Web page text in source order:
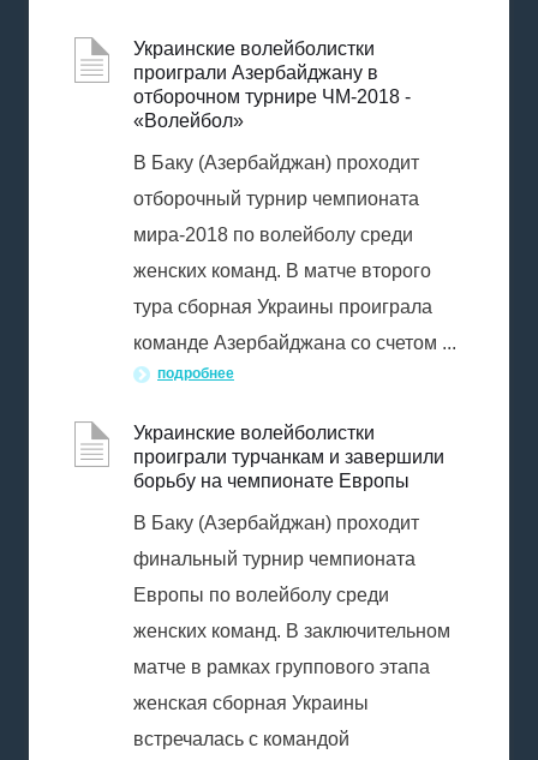
Украинские волейболистки
проиграли Азербайджану в
отборочном турнире ЧМ-2018 -
«Волейбол»
В Баку (Азербайджан) проходит
отборочный турнир чемпионата
мира-2018 по волейболу среди
женских команд. В матче второго
тура сборная Украины проиграла
команде Азербайджана со счетом ...
подробнее
Украинские волейболистки
проиграли турчанкам и завершили
борьбу на чемпионате Европы
В Баку (Азербайджан) проходит
финальный турнир чемпионата
Европы по волейболу среди
женских команд. В заключительном
матче в рамках группового этапа
женская сборная Украины
встречалась с командой